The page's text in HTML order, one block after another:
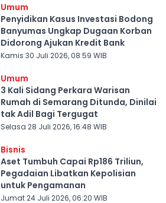
Umum
Penyidikan Kasus Investasi Bodong
Banyumas Ungkap Dugaan Korban
Didorong Ajukan Kredit Bank
Kamis 30 Juli 2026, 08:59 WIB
Umum
3 Kali Sidang Perkara Warisan
Rumah di Semarang Ditunda, Dinilai
tak Adil Bagi Tergugat
Selasa 28 Juli 2026, 16:48 WIB
Bisnis
Aset Tumbuh Capai Rp186 Triliun,
Pegadaian Libatkan Kepolisian
untuk Pengamanan
Jumat 24 Juli 2026, 06:20 WIB